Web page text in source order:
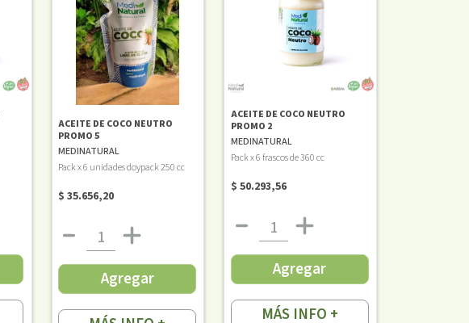
ACEITE DE COCO NEUTRO
PROMO 5
MEDINATURAL
Pack x 6 unidades doypack 250 cc
$ 35.656,20
Agregar
ACEITE DE COCO NEUTRO
PROMO 2
MEDINATURAL
Pack x 6 frascos de 360 cc
$ 50.293,56
Agregar
MÁS INFO +